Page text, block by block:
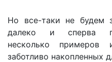
Но все-таки не будем
далеко и сперва
несколько примеров
заботливо накопленных